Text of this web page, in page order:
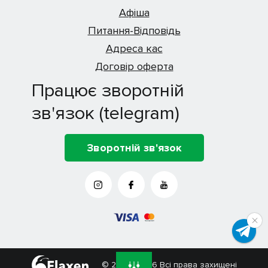
Афіша
Питання-Відповідь
Адреса кас
Договір оферта
Працює зворотній
зв'язок (telegram)
Зворотній зв'язок
© 2014 - 2026 Всі права захищені